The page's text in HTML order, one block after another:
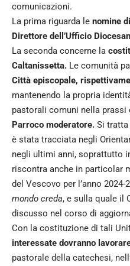
comunicazioni.
La prima riguarda le nomine
Direttore dell’Ufficio
La seconda concerne la
Caltanissetta. Le comunità
Città episcopale,
mantenendo la propria
pastorali comuni nella prassi
Parroco moderatore. Si
è stata tracciata negli
negli ultimi anni, soprattutto
riscontra anche in particolar
del Vescovo per l’anno 2024-
mondo creda, e sulla quale il
discusso nel corso di
Con la costituzione di tali
interessate dovranno
pastorale della catechesi,